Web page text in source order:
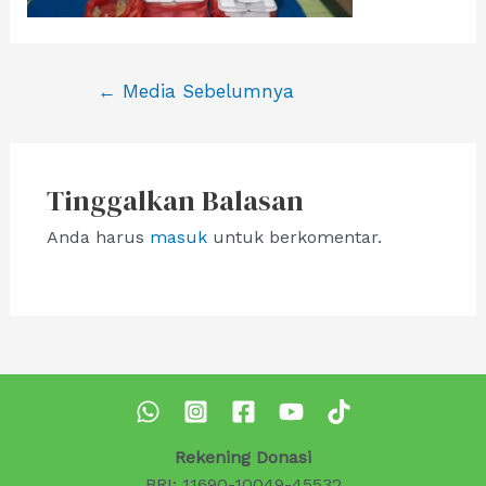
Navigasi
← Media Sebelumnya
Tinggalkan Balasan
Anda harus masukuntuk berkomentar.
Rekening Donasi